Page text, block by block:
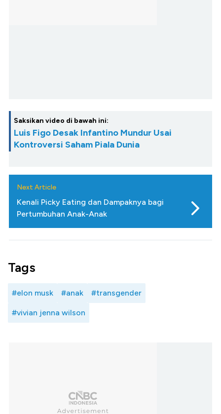
Saksikan video di bawah ini:
Luis Figo Desak Infantino Mundur Usai
Kontroversi Saham Piala Dunia
Next Article
Kenali Picky Eating dan Dampaknya bagi
Pertumbuhan Anak-Anak
Tags
#elon musk #anak #transgender
#vivian jenna wilson